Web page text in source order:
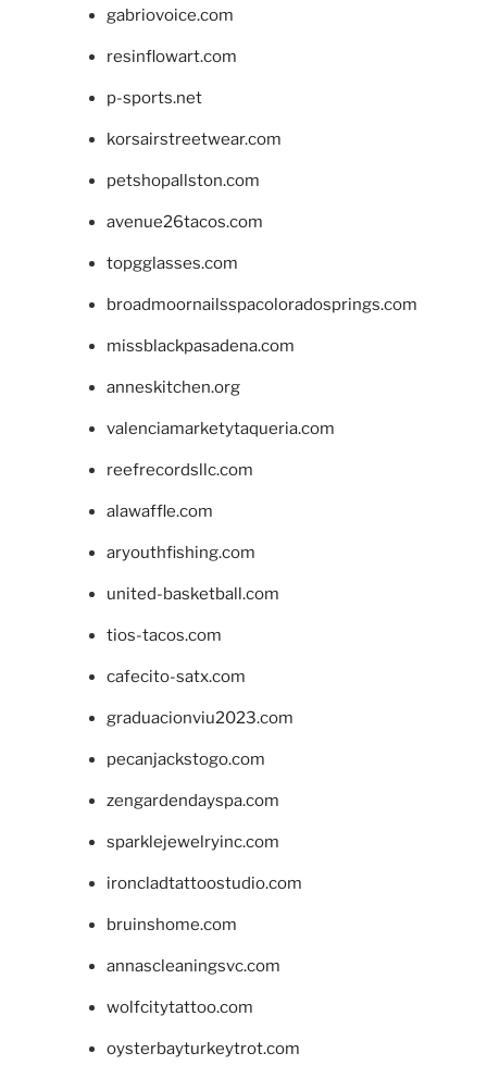
gabriovoice.com
resinflowart.com
p-sports.net
korsairstreetwear.com
petshopallston.com
avenue26tacos.com
topgglasses.com
broadmoornailsspacoloradosprings.com
missblackpasadena.com
anneskitchen.org
valenciamarketytaqueria.com
reefrecordsllc.com
alawaffle.com
aryouthfishing.com
united-basketball.com
tios-tacos.com
cafecito-satx.com
graduacionviu2023.com
pecanjackstogo.com
zengardendayspa.com
sparklejewelryinc.com
ironcladtattoostudio.com
bruinshome.com
annascleaningsvc.com
wolfcitytattoo.com
oysterbayturkeytrot.com